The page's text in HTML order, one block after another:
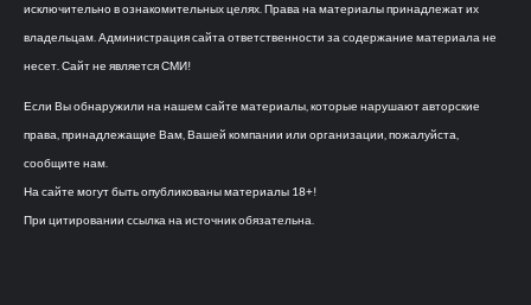
исключительно в ознакомительных целях. Права на материалы принадлежат их
владельцам. Администрация сайта ответственности за содержание материала не
несет. Сайт не является СМИ!
Если Вы обнаружили на нашем сайте материалы, которые нарушают авторские
права, принадлежащие Вам, Вашей компании или организации, пожалуйста,
сообщите нам.
На сайте могут быть опубликованы материалы 18+!
При цитировании ссылка на источник обязательна.